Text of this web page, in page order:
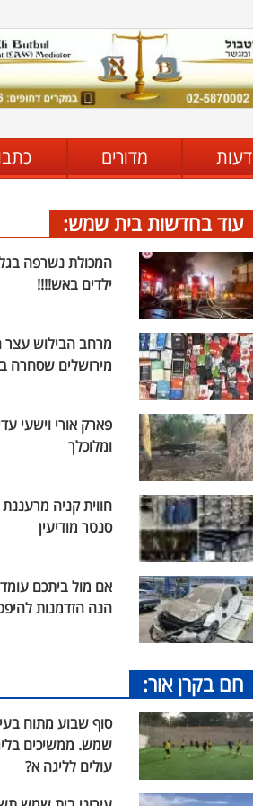
דעות מדורים
עוד בחדשות בית שמש:
המכולת נשרפה
ילדים באש!!!!
מרחב הבילוש עצר
מירושלים שסחרה
פארק אורי וישעי
ומלוכלך
חווית קניה
סנטר מודיעין
אם מול ביתכם
הנה הזדמנות
חם בקרן אור:
סוף שבוע מתוח
שמש. ממשיכים
עולים לליגה א?